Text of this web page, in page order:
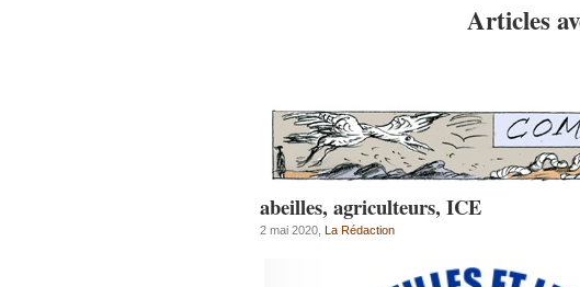
Articles
abeilles, agriculteurs, ICE
2 mai 2020, La Rédaction